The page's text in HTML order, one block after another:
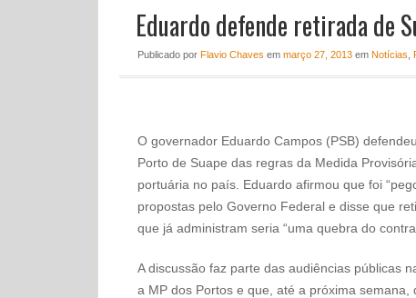
Eduardo defende retirada de
Publicado por Flavio Chaves em março 27, 2013em Notícias
O governador Eduardo Campos (PSB)
Porto de Suape das regras da Medida
portuária no país. Eduardo afirmou que foi
propostas pelo Governo Federal e disse que
que já administram seria “uma quebra do
A discussão faz parte das audiências públicas
a MP dos Portos e que, até a próxima